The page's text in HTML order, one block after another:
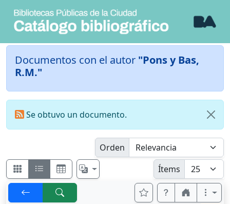
Documentos con el autor "Pons y Bas,
R.M."
Se obtuvo un documento.
Orden
Ítems